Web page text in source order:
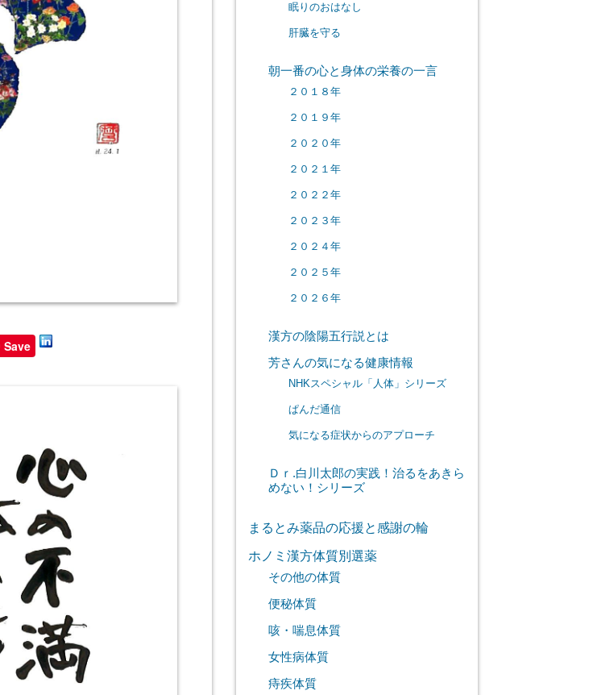
Save
眠りのおはなし
肝臓を守る
朝一番の心と身体の栄養の一言
２０１８年
２０１９年
２０２０年
２０２１年
２０２２年
２０２３年
２０２４年
２０２５年
２０２６年
漢方の陰陽五行説とは
芳さんの気になる健康情報
NHKスペシャル「人体」シリーズ
ぱんだ通信
気になる症状からのアプローチ
Ｄｒ.白川太郎の実践！治るをあきら
めない！シリーズ
まるとみ薬品の応援と感謝の輪
ホノミ漢方体質別選薬
その他の体質
便秘体質
咳・喘息体質
女性病体質
痔疾体質